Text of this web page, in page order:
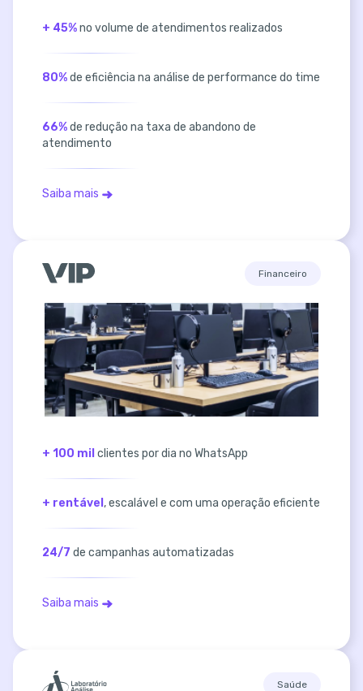
+ 45%no volume de atendimentos realizados
80%de eficiência na análise de performance do time
66%de redução na taxa de abandono de
atendimento
Saiba mais
Financeiro
+ 100 mil clientes por dia no WhatsApp
+ rentável , escalável e com uma operação eficiente
24/7 de campanhas automatizadas
Saiba mais
Saúde